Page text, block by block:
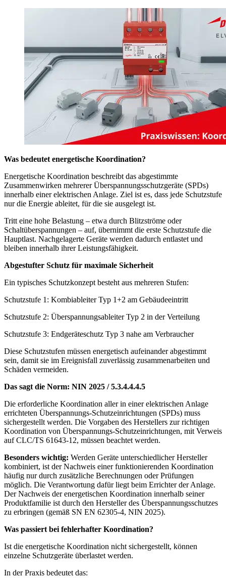
Was bedeutet energetische Koordination?
Energetische Koordination beschreibt das abgestimmte
Zusammenwirken mehrerer Überspannungsschutzgeräte (SPDs)
innerhalb einer elektrischen Anlage. Ziel ist es, dass jede Schutzstufe
nur die Energie ableitet, für die sie ausgelegt ist.
Tritt eine hohe Belastung – etwa durch Blitzströme oder
Schaltüberspannungen – auf, übernimmt die erste Schutzstufe die
Hauptlast. Nachgelagerte Geräte werden dadurch entlastet und
bleiben innerhalb ihrer Leistungsfähigkeit.
Abgestufter Schutz für maximale Sicherheit
Ein typisches Schutzkonzept besteht aus mehreren Stufen:
Schutzstufe 1: Kombiableiter Typ 1+2 am Gebäudeeintritt
Schutzstufe 2: Überspannungsableiter Typ 2 in der Verteilung
Schutzstufe 3: Endgeräteschutz Typ 3 nahe am Verbraucher
Diese Schutzstufen müssen energetisch aufeinander abgestimmt
sein, damit sie im Ereignisfall zuverlässig zusammenarbeiten und
Schäden vermeiden.
Das sagt die Norm: NIN 2025 / 5.3.4.4.4.5
Die erforderliche Koordination aller in einer elektrischen Anlage
errichteten Überspannungs-Schutzeinrichtungen (SPDs) muss
sichergestellt werden. Die Vorgaben des Herstellers zur richtigen
Koordination von Überspannungs-Schutzeinrichtungen, mit Verweis
auf CLC/TS 61643-12, müssen beachtet werden.
Besonders wichtig: Werden Geräte unterschiedlicher Hersteller
kombiniert, ist der Nachweis einer funktionierenden Koordination
häufig nur durch zusätzliche Berechnungen oder Prüfungen
möglich. Die Verantwortung dafür liegt beim Errichter der Anlage.
Der Nachweis der energetischen Koordination innerhalb seiner
Produktfamilie ist durch den Hersteller des Überspannungsschutzes
zu erbringen (gemäß SN EN 62305-4, NIN 2025).
Was passiert bei fehlerhafter Koordination?
Ist die energetische Koordination nicht sichergestellt, können
einzelne Schutzgeräte überlastet werden.
In der Praxis bedeutet das: